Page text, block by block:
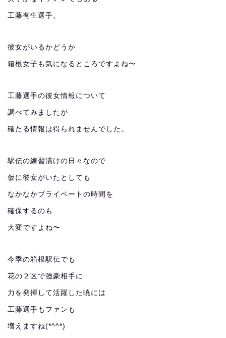
工藤有生選手。
彼女がいるかどうか
箱根女子も気になるところですよね〜
工藤選手の彼女情報について
調べてみましたが
確たる情報は得られませんでした。
駅伝の練習漬けの日々なので
仮に彼女がいたとしても
なかなかプライベートの時間を
確保するのも
大変ですよね〜
今季の箱根駅伝でも
花の２区で強豪相手に
力を発揮して活躍した暁には
工藤選手もファンも
増えますね(*^^*)